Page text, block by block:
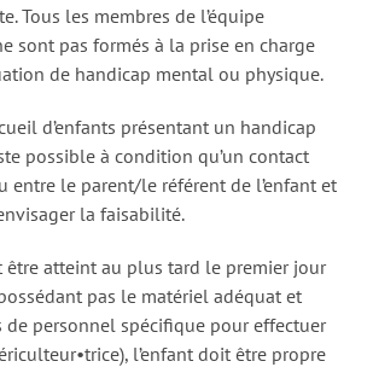
Tous les membres de l’équipe
sont pas formés à la prise en charge
de handicap mental ou physique.
d’enfants présentant un handicap
possible à condition qu’un contact
entre le parent/le référent de l’enfant et
envisager la faisabilité.
être atteint au plus tard le premier jour
pas le matériel adéquat et
de personnel spécifique pour effectuer
l’enfant doit être propre